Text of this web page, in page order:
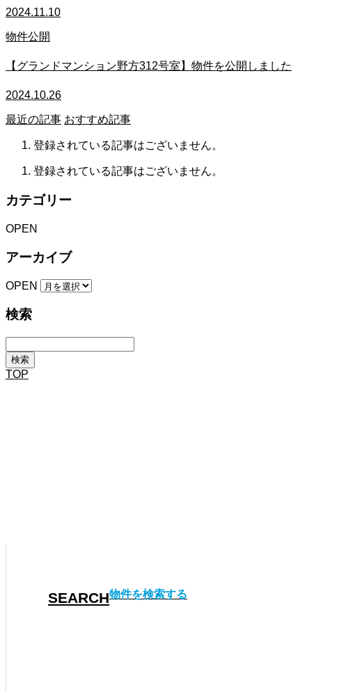
2024.11.10
物件公開
【グランドマンション野方312号室】物件を公開しました
2024.10.26
最近の記事 おすすめ記事
登録されている記事はございません。
登録されている記事はございません。
カテゴリー
OPEN
アーカイブ
OPEN
検索
TOP
SEARCH物件を検索する